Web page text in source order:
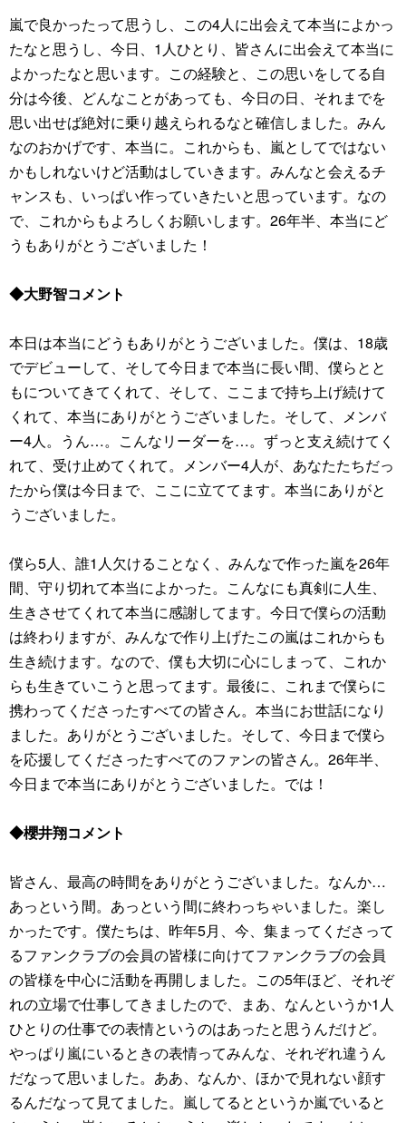
嵐で良かったって思うし、この4人に出会えて本当によかっ
たなと思うし、今日、1人ひとり、皆さんに出会えて本当に
よかったなと思います。この経験と、この思いをしてる自
分は今後、どんなことがあっても、今日の日、それまでを
思い出せば絶対に乗り越えられるなと確信しました。みん
なのおかげです、本当に。これからも、嵐としてではない
かもしれないけど活動はしていきます。みんなと会えるチ
ャンスも、いっぱい作っていきたいと思っています。なの
で、これからもよろしくお願いします。26年半、本当にど
うもありがとうございました！
◆大野智コメント
本日は本当にどうもありがとうございました。僕は、18歳
でデビューして、そして今日まで本当に長い間、僕らとと
もについてきてくれて、そして、ここまで持ち上げ続けて
くれて、本当にありがとうございました。そして、メンバ
ー4人。うん…。こんなリーダーを…。ずっと支え続けてく
れて、受け止めてくれて。メンバー4人が、あなたたちだっ
たから僕は今日まで、ここに立ててます。本当にありがと
うございました。
僕ら5人、誰1人欠けることなく、みんなで作った嵐を26年
間、守り切れて本当によかった。こんなにも真剣に人生、
生きさせてくれて本当に感謝してます。今日で僕らの活動
は終わりますが、みんなで作り上げたこの嵐はこれからも
生き続けます。なので、僕も大切に心にしまって、これか
らも生きていこうと思ってます。最後に、これまで僕らに
携わってくださったすべての皆さん。本当にお世話になり
ました。ありがとうございました。そして、今日まで僕ら
を応援してくださったすべてのファンの皆さん。26年半、
今日まで本当にありがとうございました。では！
◆櫻井翔コメント
皆さん、最高の時間をありがとうございました。なんか…
あっという間。あっという間に終わっちゃいました。楽し
かったです。僕たちは、昨年5月、今、集まってくださって
るファンクラブの会員の皆様に向けてファンクラブの会員
の皆様を中心に活動を再開しました。この5年ほど、それぞ
れの立場で仕事してきましたので、まあ、なんというか1人
ひとりの仕事での表情というのはあったと思うんだけど。
やっぱり嵐にいるときの表情ってみんな、それぞれ違うん
だなって思いました。ああ、なんか、ほかで見れない顔す
るんだなって見てました。嵐してるとというか嵐でいると